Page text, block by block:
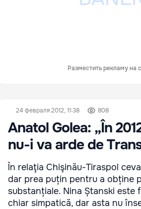
Разместить рекламу на
24 февраля 2012, 11:38 808
Anatol Golea: „În
nu-i va arde de
În relaţia Chişinău-Tiraspol
dar prea puțin pentru a obține
substanțiale. Nina Ștanski este
chiar simpatică, dar asta nu